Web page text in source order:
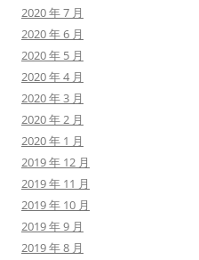
2020 年 7 月
2020 年 6 月
2020 年 5 月
2020 年 4 月
2020 年 3 月
2020 年 2 月
2020 年 1 月
2019 年 12 月
2019 年 11 月
2019 年 10 月
2019 年 9 月
2019 年 8 月